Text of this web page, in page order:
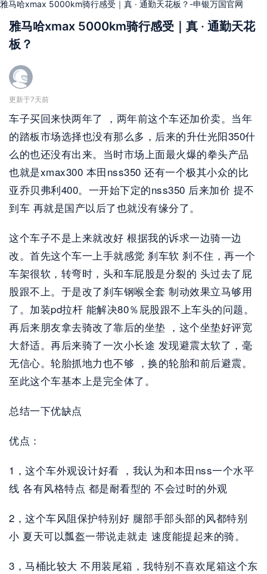
雅马哈xmax 5000km骑行感受｜真 · 通勤天花板？-申银万国官网
雅马哈xmax 5000km骑行感受｜真 · 通勤天花
板？
更新于7天前
车子买回来快两年了 ，两年前这个车还加价卖。当年
的踏板市场选择也没有那么多，后来的升仕光阳350什
么的也还没有出来。当时市场上面最火爆的拳头产品
也就是xmax300 本田nss350 还有一个极其小众的比
亚乔贝弗利400。一开始下定的nss350 后来加价 提不
到车 再就是国产以后了也就没有缘分了。
这个车子不是上来就改好 根据我的诉求一边骑一边
改。首先这个车一上手就感觉 刹车软 刹不住，再一个
车架很软，转弯时，头和车屁股是分裂的 头过去了屁
股跟不上。于是改了刹车钢喉全套 制动效果立马够用
了。加装pd拉杆 能解决80％屁股跟不上车头的问题。
再后来朋友拿去骑改了靠后的坐垫 ，这个坐垫好评宽
大舒适。再后来骑了一次小长途 发现避震太软了，毫
无信心。轮胎抓地力也不够 ，换的轮胎和前后避震。
至此这个车基本上是完全体了。
总结一下优缺点
优点：
1，这个车外观设计好看 ，我认为和本田nss一个水平
线 各有风格特点 都是耐看型的 不会过时的外观
2，这个车风阻保护特别好 腿部手部头部的风都特别
小 夏天可以瓢盔一带说走就走 速度能提起来的骑。
3，马桶比较大 不用装尾箱，我特别不喜欢尾箱这个东